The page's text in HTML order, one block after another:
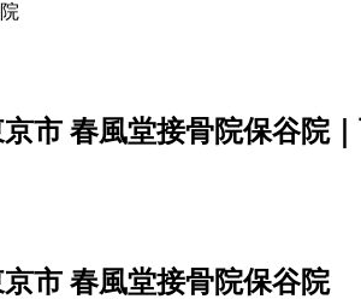
市 春風堂接骨院保谷院
市 春風堂接骨院保谷院